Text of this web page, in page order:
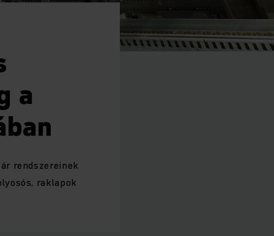
a
rendszereinek
raklapok